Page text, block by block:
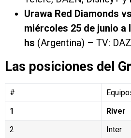
Urawa Red Diamonds
miércoles 25 de junio a
hs (Argentina) – TV:
Las posiciones del
#
1
River
2
Inter